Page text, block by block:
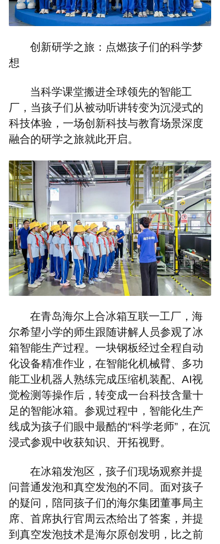
创新研学之旅：点燃孩子们的科学梦
想
当科学课堂搬进全球领先的智能工
厂，当孩子们从被动听讲转变为沉浸式的
科技体验，一场创新科技与教育场景深度
融合的研学之旅就此开启。
在青岛海尔上合冰箱互联一工厂，海
尔希望小学的师生跟随讲解人员参观了冰
箱智能生产过程。一块钢板经过全程自动
化设备精准作业，在智能化机械臂、多功
能工业机器人熟练完成压缩机装配、AI视
觉检测等操作后，转变成一台科技含量十
足的智能冰箱。参观过程中，智能化生产
线成为孩子们眼中最酷的“科学老师”，在沉
浸式参观中收获知识、开拓视野。
在冰箱发泡区，孩子们现场观察并提
问普通发泡和真空发泡的不同。面对孩子
的疑问，陪同孩子们的海尔集团董事局主
席、首席执行官周云杰给出了答案，并提
到真空发泡技术是海尔原创发明，比之前